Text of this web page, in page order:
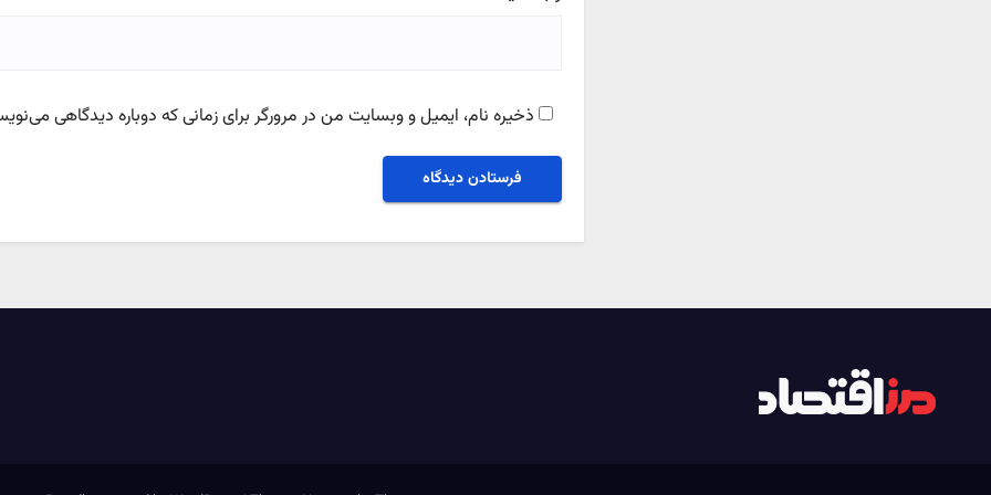
ذخیره نام، ایمیل و وبسایت من در مرورگر برای زمانی که دوباره دیدگاهی